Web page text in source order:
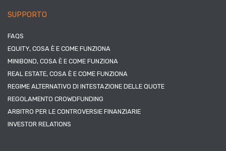
SUPPORTO
FAQS
EQUITY, COSA È E COME FUNZIONA
MINIBOND, COSA È E COME FUNZIONA
REAL ESTATE, COSA È E COME FUNZIONA
REGIME ALTERNATIVO DI INTESTAZIONE DELLE QUOTE
REGOLAMENTO CROWDFUNDING
ARBITRO PER LE CONTROVERSIE FINANZIARIE
INVESTOR RELATIONS